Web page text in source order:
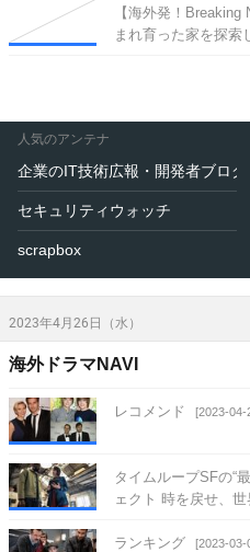
【海外発！
まれ育った家を探索
人気のアンテナ
企業のIT技術広報・開発者ブログ
セキュリティウォッチ
scrapbox
2023年4月26日（水）
海外ドラマNAVI
レコメンド [2023-04-
タイムループSFの“
ェクト 時を戻せ、世
ランキング [2023-03-